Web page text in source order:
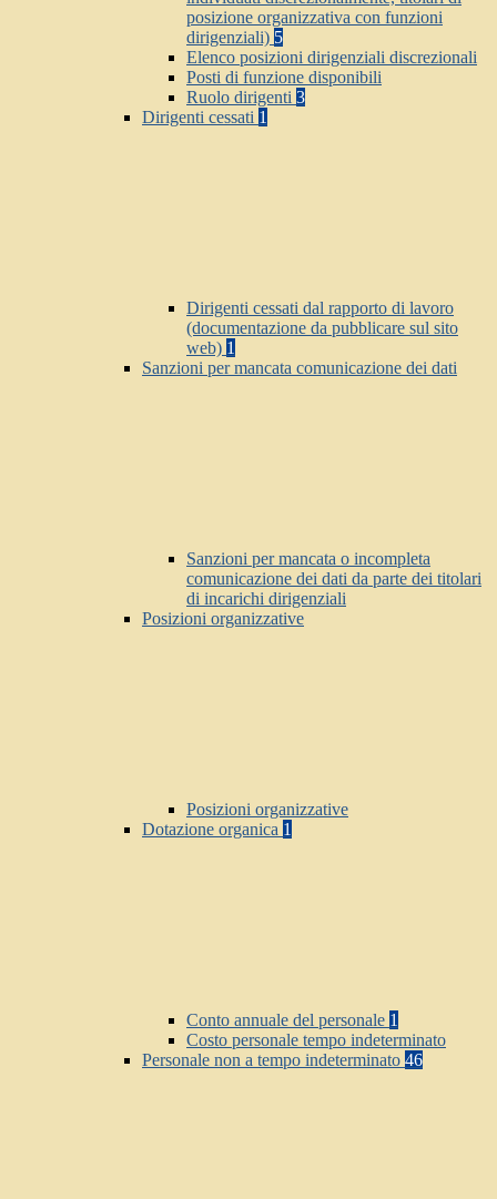
posizione organizzativa con funzioni
dirigenziali) 5
Elenco posizioni dirigenziali discrezionali
Posti di funzione disponibili
Ruolo dirigenti 3
Dirigenti cessati 1
Dirigenti cessati dal rapporto di lavoro
(documentazione da pubblicare sul sito
web) 1
Sanzioni per mancata comunicazione dei dati
Sanzioni per mancata o incompleta
comunicazione dei dati da parte dei titolari
di incarichi dirigenziali
Posizioni organizzative
Posizioni organizzative
Dotazione organica 1
Conto annuale del personale 1
Costo personale tempo indeterminato
Personale non a tempo indeterminato 46